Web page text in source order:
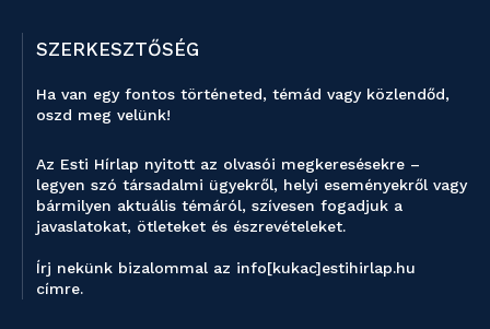
SZERKESZTŐSÉG
Ha van egy fontos történeted, témád vagy közlendőd,
oszd meg velünk!
Az Esti Hírlap nyitott az olvasói megkeresésekre –
legyen szó társadalmi ügyekről, helyi eseményekről vagy
bármilyen aktuális témáról, szívesen fogadjuk a
javaslatokat, ötleteket és észrevételeket.
Írj nekünk bizalommal az info[kukac]estihirlap.hu
címre.